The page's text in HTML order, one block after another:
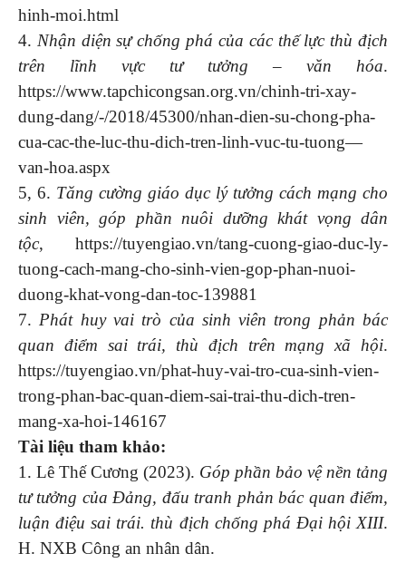
hinh-moi.html
4. Nhận diện sự chống phá của các thế lực thù địch
trên lĩnh vực tư tưởng – văn hóa.
https://www.tapchicongsan.org.vn/chinh-tri-xay-
dung-dang/-/2018/45300/nhan-dien-su-chong-pha-
cua-cac-the-luc-thu-dich-tren-linh-vuc-tu-tuong—
van-hoa.aspx
5, 6. Tăng cường giáo dục lý tưởng cách mạng cho
sinh viên, góp phần nuôi dưỡng khát vọng dân
tộc, https://tuyengiao.vn/tang-cuong-giao-duc-ly-
tuong-cach-mang-cho-sinh-vien-gop-phan-nuoi-
duong-khat-vong-dan-toc-139881
7. Phát huy vai trò của sinh viên trong phản bác
quan điểm sai trái, thù địch trên mạng xã hội.
https://tuyengiao.vn/phat-huy-vai-tro-cua-sinh-vien-
trong-phan-bac-quan-diem-sai-trai-thu-dich-tren-
mang-xa-hoi-146167
Tài liệu tham khảo:
1. Lê Thế Cương (2023). Góp phần bảo vệ nền tảng
tư tưởng của Đảng, đấu tranh phản bác quan điểm,
luận điệu sai trái. thù địch chống phá Đại hội XIII.
H. NXB Công an nhân dân.